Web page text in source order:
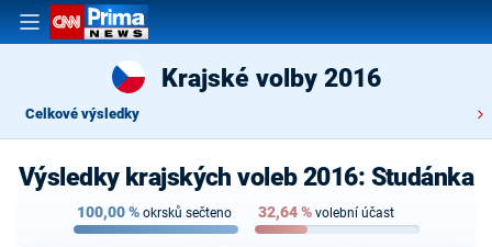
Krajské volby 2016
Celkové výsledky
Výsledky krajských voleb 2016: Studánka
100,00% okrsků sečteno 32,64% volební účast